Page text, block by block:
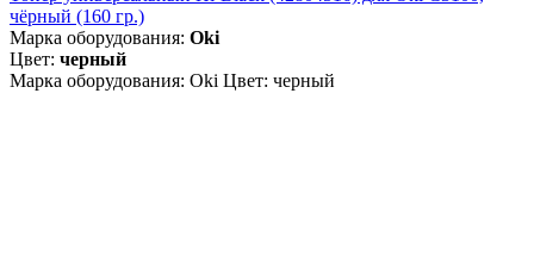
чёрный (160 гр.)
Марка оборудования: Oki
Цвет: черный
Марка оборудования: Oki Цвет: черный